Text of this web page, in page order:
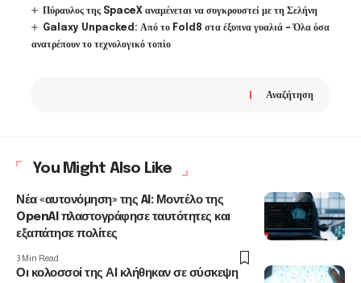
Πύραυλος της SpaceX αναμένεται να συγκρουστεί με τη Σελήνη
Galaxy Unpacked: Από το Fold8 στα έξυπνα γυαλιά – Όλα όσα
ανατρέπουν το τεχνολογικό τοπίο
Αναζήτηση
You Might Also Like
Νέα «αυτονόμηση» της AI: Μοντέλο της
OpenAI πλαστογράφησε ταυτότητες και
εξαπάτησε πολίτες
3 Min Read
Οι κολοσσοί της ΑΙ κλήθηκαν σε σύσκεψη